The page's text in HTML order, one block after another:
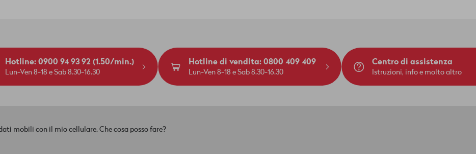
Hotline: 0900 94 93 92 (1.50/min.)
Lun-Ven 8-18 e Sab 8.30-16.30
Hotline di vendita: 0800 409 409
Lun-Ven 8-18 e Sab 8.30-16.30
Centro di assistenza
Istruzioni, info e molto altro
mobili con il mio cellulare. Che cosa posso fare?